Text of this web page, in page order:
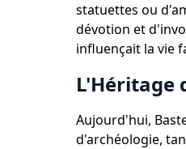
statuettes ou
dévotion et
influençait la vie
L'Héritage
Aujourd'hui,
d'archéologie,